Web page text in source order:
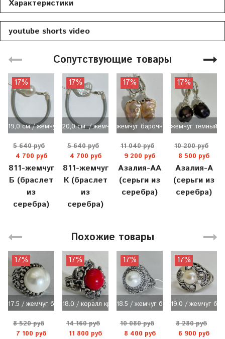
Характеристики
youtube shorts video
Сопутствующие товары
19,0 см / жемчуг барочный
17%
5 640 руб
4 700 руб
811-жемчуг
Б (браслет
из
серебра)
20,0 см. / жемчуг кеши
17%
5 640 руб
4 700 руб
811-жемчуг
К (браслет
из
серебра)
жемчуг барочный / бежевый
17%
11 040 руб
9 200 руб
Азалия-АА
(серьги из
серебра)
жемчуг темный
17%
10 200 руб
8 500 руб
Азалия-А
(серьги из
серебра)
Похожие товары
17.5 / жемчуг белый (майорка)
17%
8 520 руб
7 100 руб
18.0 / коралл красный (имит)
17%
14 160 руб
11 800 руб
18.5 / жемчуг белый
17%
10 080 руб
8 400 руб
19.0 / жемчуг
17%
8 280 руб
6 900 руб